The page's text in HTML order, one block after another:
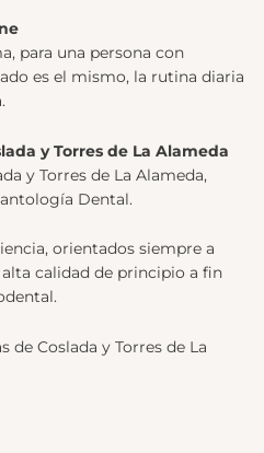
para una persona con
es el mismo, la rutina diaria
y Torres de La Alameda
y Torres de La Alameda,
Dental.
orientados siempre a
calidad de principio a fin
de Coslada y Torres de La